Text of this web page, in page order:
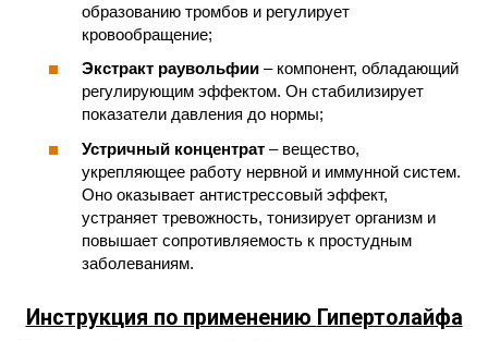
образованию тромбов и регулирует
кровообращение;
Экстракт раувольфии – компонент, обладающий
регулирующим эффектом. Он стабилизирует
показатели давления до нормы;
Устричный концентрат – вещество,
укрепляющее работу нервной и иммунной систем.
Оно оказывает антистрессовый эффект,
устраняет тревожность, тонизирует организм и
повышает сопротивляемость к простудным
заболеваниям.
Инструкция по применению Гипертолайфа